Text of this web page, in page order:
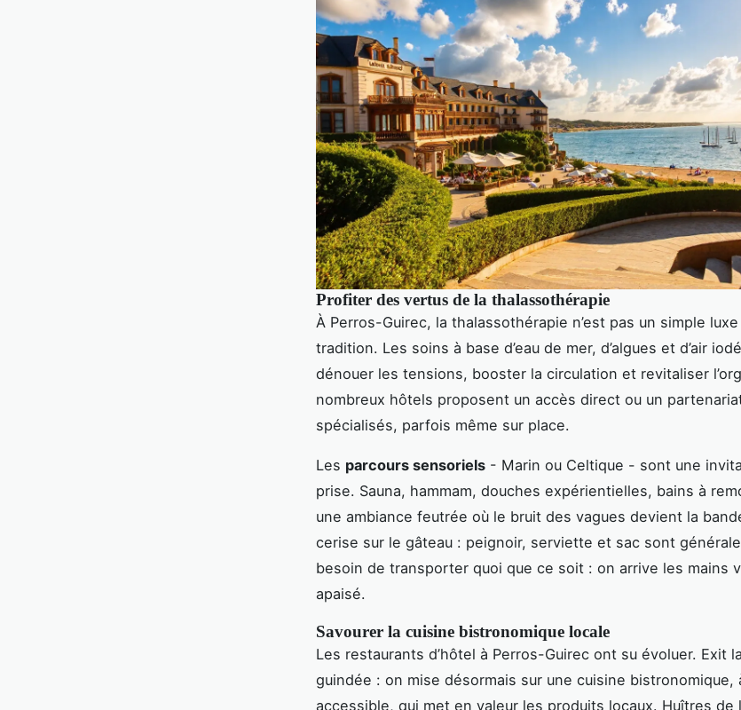
Profiter des vertus de la thalassothérapie
À Perros-Guirec, la thalassothérapie n’est pas un simple luxe
tradition. Les soins à base d’eau de mer, d’algues et d’air
dénouer les tensions, booster la circulation et revitaliser
nombreux hôtels proposent un accès direct ou un
spécialisés, parfois même sur place.
Les parcours sensoriels - Marin ou Celtique - sont une
prise. Sauna, hammam, douches expérientielles, bains à
une ambiance feutrée où le bruit des vagues devient la
cerise sur le gâteau : peignoir, serviette et sac sont
besoin de transporter quoi que ce soit : on arrive les mains
apaisé.
Savourer la cuisine bistronomique locale
Les restaurants d’hôtel à Perros-Guirec ont su évoluer. Exit
guindée : on mise désormais sur une cuisine
accessible, qui met en valeur les produits locaux. Huîtres de